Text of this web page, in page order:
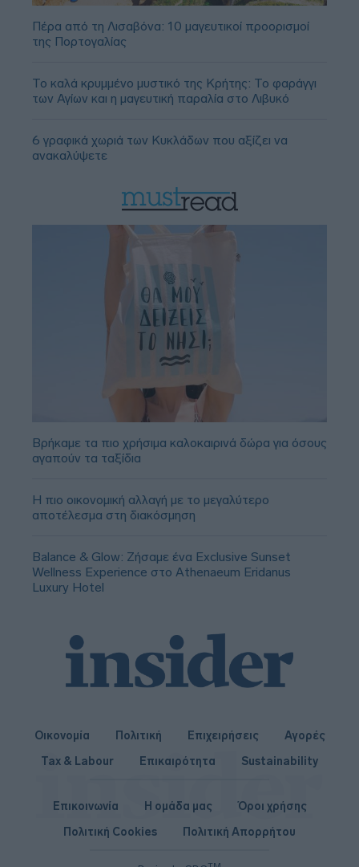
Πέρα από τη Λισαβόνα: 10 μαγευτικοί προορισμοί
της Πορτογαλίας
Το καλά κρυμμένο μυστικό της Κρήτης: Το φαράγγι
των Αγίων και η μαγευτική παραλία στο Λιβυκό
6 γραφικά χωριά των Κυκλάδων που αξίζει να
ανακαλύψετε
Βρήκαμε τα πιο χρήσιμα καλοκαιρινά δώρα για όσους
αγαπούν τα ταξίδια
Η πιο οικονομική αλλαγή με το μεγαλύτερο
αποτέλεσμα στη διακόσμηση
Balance & Glow: Ζήσαμε ένα Exclusive Sunset
Wellness Experience στο Athenaeum Eridanus
Luxury Hotel
Οικονομία Πολιτική Επιχειρήσεις
Αγορές
Tax & Labour
Επικαιρότητα Sustainability
Επικοινωνία Η ομάδα μας
Όροι χρήσης
Πολιτική Cookies
Πολιτική Απορρήτου